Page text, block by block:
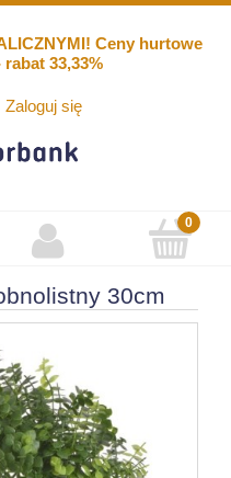
Ceny hurtowe
33,33%
Zaloguj się
30cm